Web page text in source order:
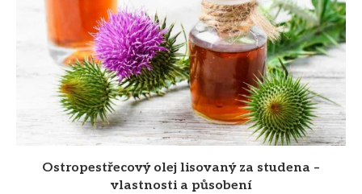
Ostropestřecový olej lisovaný za studena –
vlastnosti a působení